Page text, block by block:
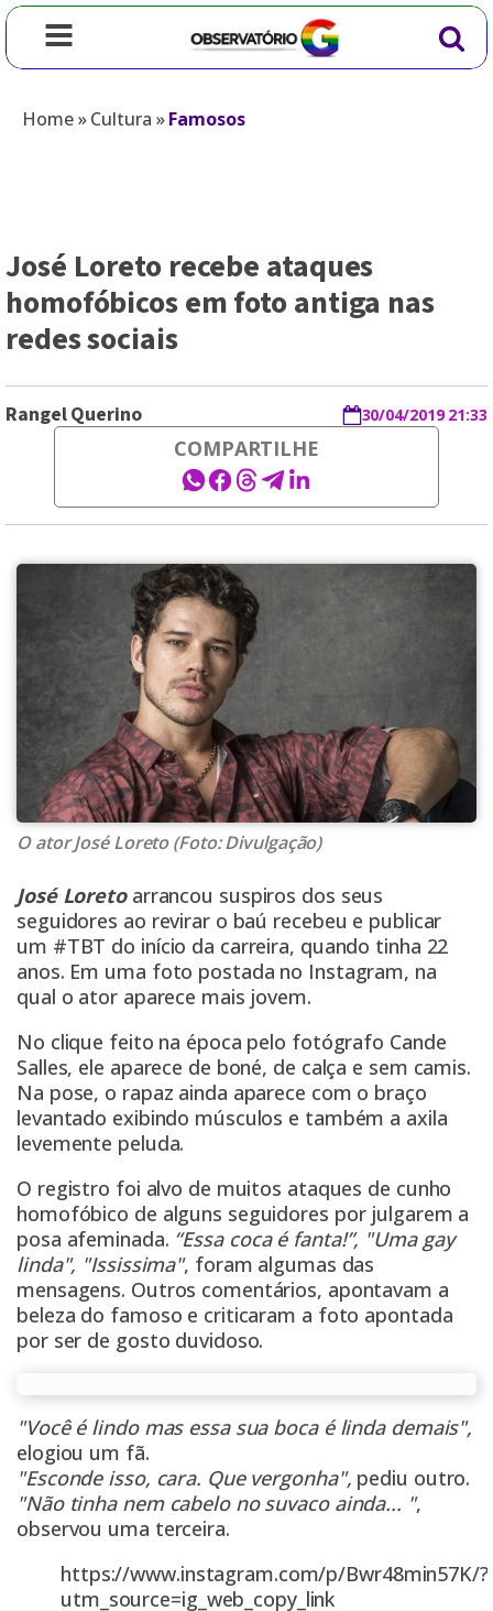
Home»Cultura »Famosos
José Loreto recebe ataques
homofóbicos em foto antiga nas
redes sociais
Rangel Querino 30/04/2019 21:33
COMPARTILHE
O ator José Loreto (Foto: Divulgação)
José Loreto arrancou suspiros dos seus
seguidores ao revirar o baú recebeu e publicar
um #TBT do início da carreira, quando tinha 22
anos. Em uma foto postada no Instagram, na
qual o ator aparece mais jovem.
No clique feito na época pelo fotógrafo Cande
Salles, ele aparece de boné, de calça e sem camis.
Na pose, o rapaz ainda aparece com o braço
levantado exibindo músculos e também a axila
levemente peluda.
O registro foi alvo de muitos ataques de cunho
homofóbico de alguns seguidores por julgarem a
posa afeminada. “Essa coca é fanta!”, "Uma gay
linda", "Ississima", foram algumas das
mensagens. Outros comentários, apontavam a
beleza do famoso e criticaram a foto apontada
por ser de gosto duvidoso.
"Você é lindo mas essa sua boca é linda demais",
elogiou um fã.
"Esconde isso, cara. Que vergonha", pediu outro.
"Não tinha nem cabelo no suvaco ainda... ",
observou uma terceira.
https://www.instagram.com/p/Bwr48min57K/?
utm_source=ig_web_copy_link